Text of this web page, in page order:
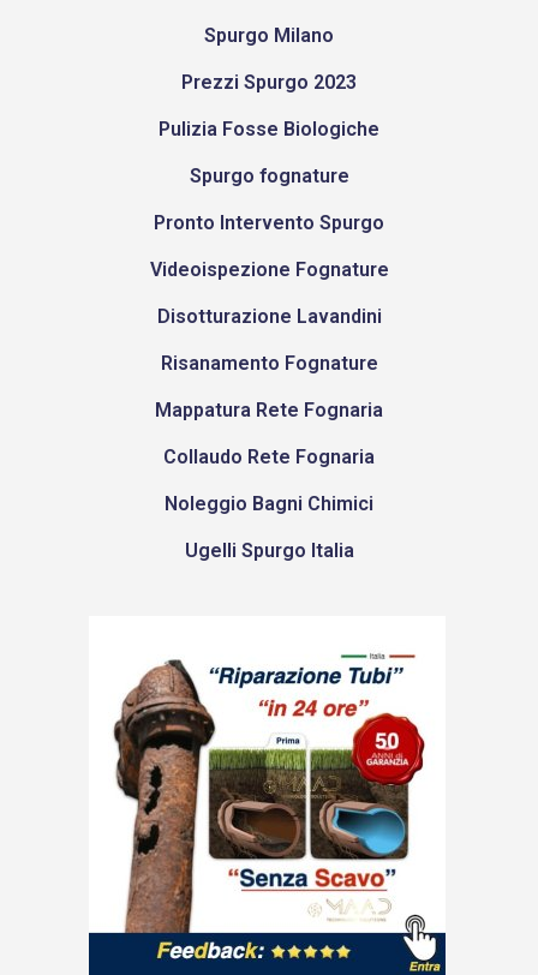
Spurgo Milano
Prezzi Spurgo 2023
Pulizia Fosse Biologiche
Spurgo fognature
Pronto Intervento Spurgo
Videoispezione Fognature
Disotturazione Lavandini
Risanamento Fognature
Mappatura Rete Fognaria
Collaudo Rete Fognaria
Noleggio Bagni Chimici
Ugelli Spurgo Italia